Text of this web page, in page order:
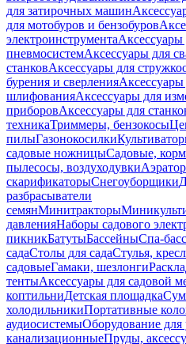
для затирочных машин
для мотобуров и бензобуров
электроинструментаАксессуары
пневмосистемАксессуары для
станковАксессуары для
бурения и сверленияАксессуары
шлифованияАксессуары для
приборовАксессуары для
техникаТриммеры, бензокосы
пилыГазонокосилки
садовые ножницыСадовые,
пылесосы, воздуходувки
скарификаторыСнегоуборщики
разбрасыватели
семянМинитракторы
давленияНаборы садового
пикникБатутыБассейныСпа-
садаСтолы для садаСтулья,
садовыеГамаки, шезлонги
тентыАксессуары для садовой
коптильниДетская площадка
холодильникиПортативные
аудиосистемыОборудование для
канализационныеПруды,